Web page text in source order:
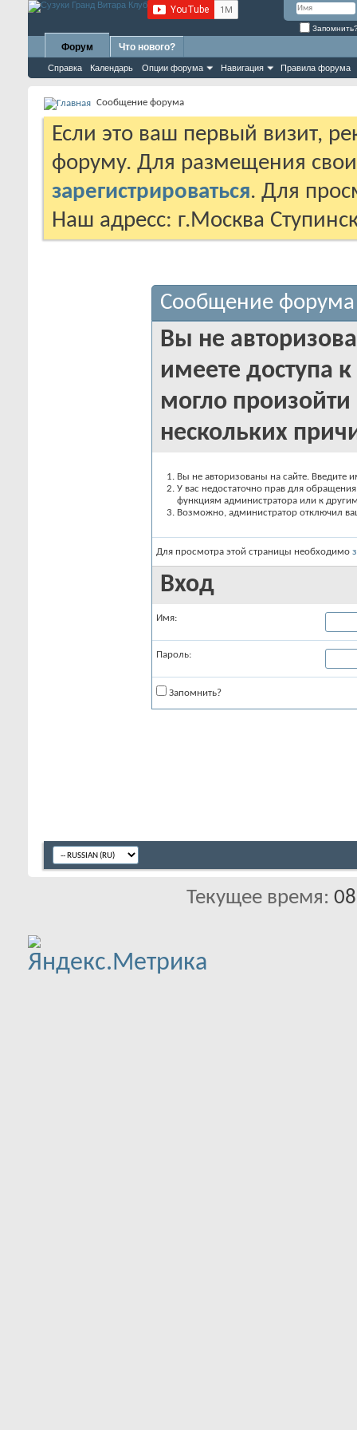
Форум
Справка Календарь Опции форума Навигация Правила форума
Что нового?
Сообщение форума
Если это ваш первый визит,
форуму. Для размещения
зарегистрироваться. Для
Наш адресс: г.Москва
Сообщение форума
Вы не
имеете доступа
могло
нескольких
Вы не авторизованы на сайте. Введите
У вас недостаточно прав для
функциям администратора или к
Возможно, администратор отключил
Для просмотра этой страницы необходимо
Вход
Имя:
Пароль:
Запомнить?
Текущее время: